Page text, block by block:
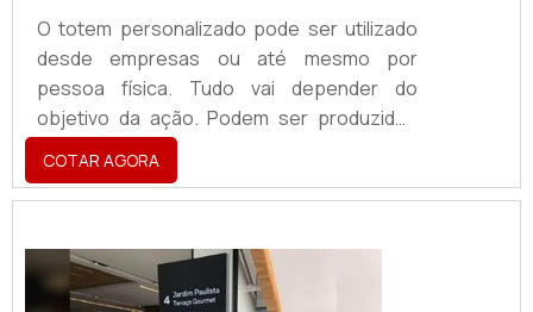
O totem personalizado pode ser utilizado
desde empresas ou até mesmo por
pessoa física. Tudo vai depender do
objetivo da ação. Podem ser produzidos
em papelão, poliestireno (PS) e foam
board. O que irá definir qual a melhor
matéria prima para o totem customizado é
utilizado. O totem é um produto feito sob
encomenda, o formato sempre é definido
COTAR AGORA